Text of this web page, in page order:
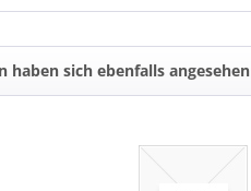
haben sich ebenfalls angesehen